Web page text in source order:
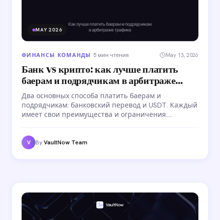
MAY 2026
ФИНАНСЫ КОМАНДЫ · 5 мин чтения May 13, 2026
Банк vs крипто: как лучше платить
баерам и подрядчикам в арбитраже
трафика
Два основных способа платить баерам и
подрядчикам: банковский перевод и USDT. Каждый
имеет свои преимущества и ограничения.
команд.
V ByVaultNow Team